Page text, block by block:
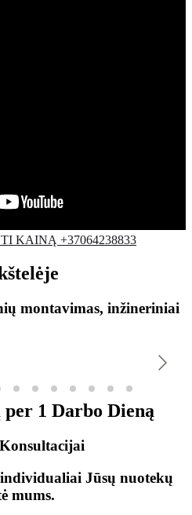
KAINĄ +37064238833
montavimas, inžineriniai
per 1 Darbo Dieną
Jūsų nuotekų
mums.